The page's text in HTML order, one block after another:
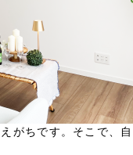
がちです。そこで、